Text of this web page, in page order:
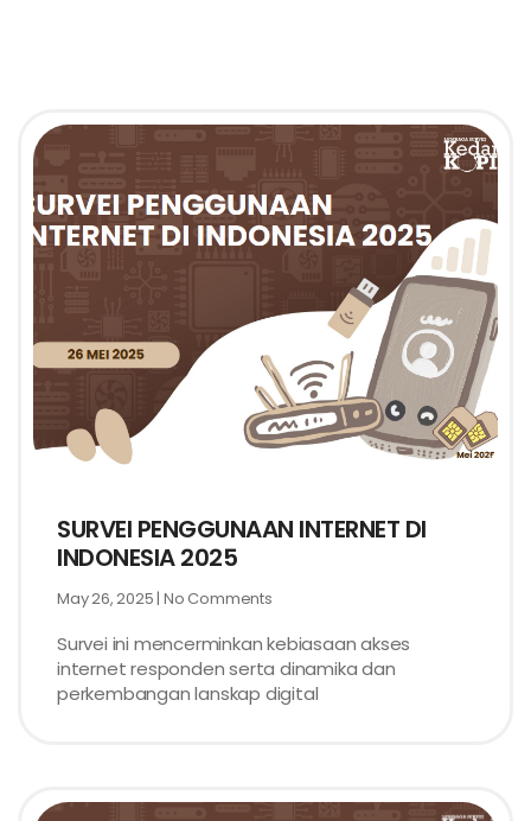
SURVEI PENGGUNAAN INTERNET DI
INDONESIA 2025
May 26, 2025 No Comments
Survei ini mencerminkan kebiasaan akses
internet responden serta dinamika dan
perkembangan lanskap digital